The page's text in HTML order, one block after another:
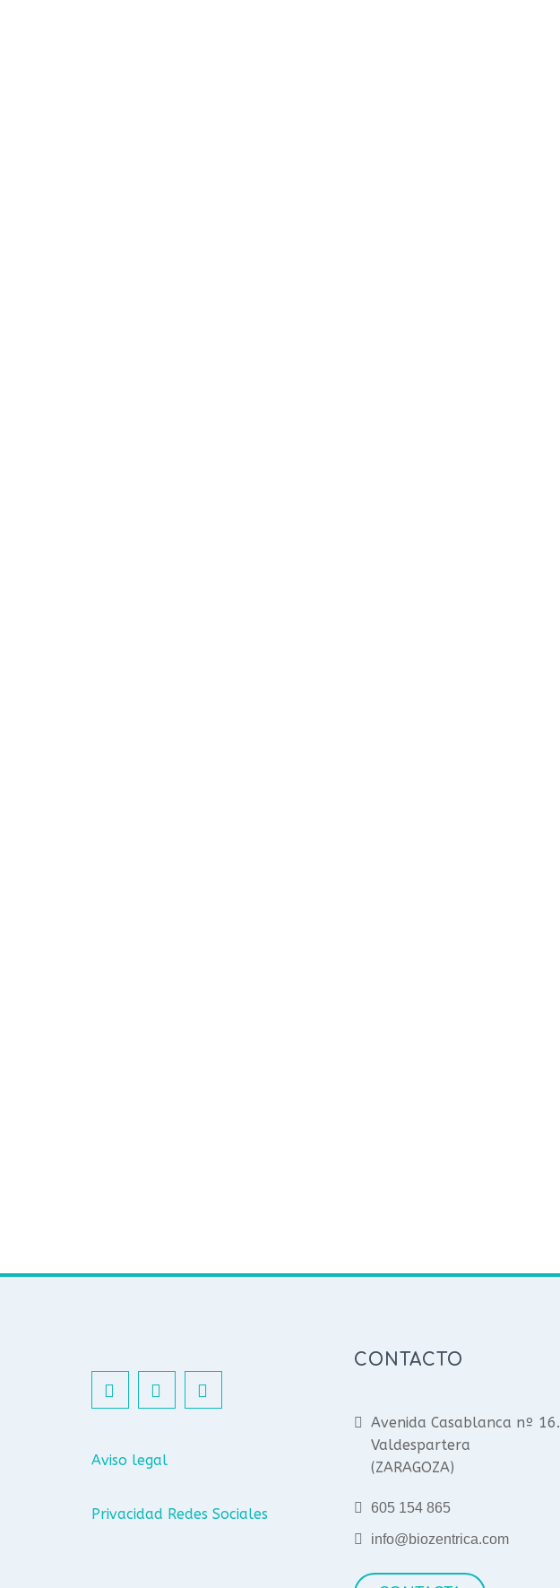
Aviso legal
Privacidad Redes Sociales
CONTACTO
Avenida Casablanca nº 16.
Valdespartera
(ZARAGOZA)
605 154 865
info@biozentrica.com